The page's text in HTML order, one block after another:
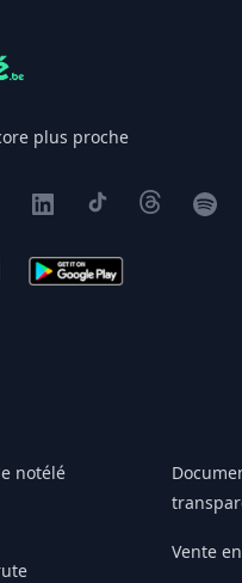
plus proche
X TikTokThreadsSpotify
Google Play
déontologie journalistique
notélé
Vente